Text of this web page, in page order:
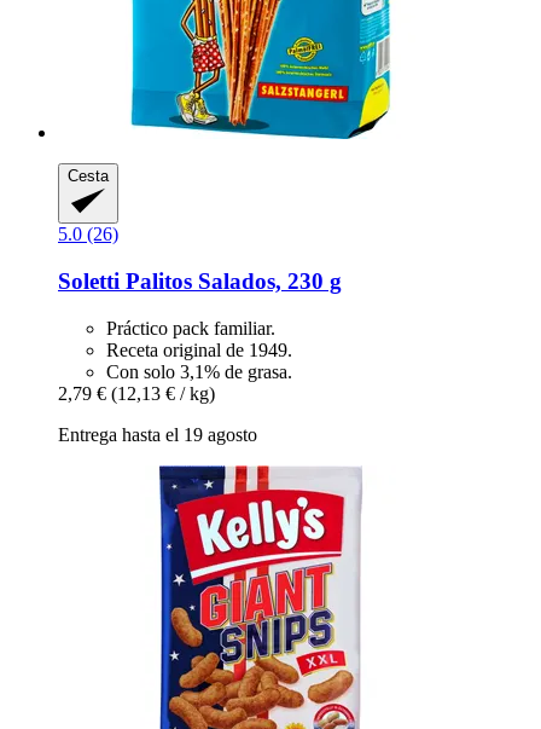
Cesta
5.0 (26)
Soletti Palitos Salados, 230 g
Práctico pack familiar.
Receta original de 1949.
Con solo 3,1% de grasa.
2,79 € (12,13 € / kg)
Entrega hasta el 19 agosto